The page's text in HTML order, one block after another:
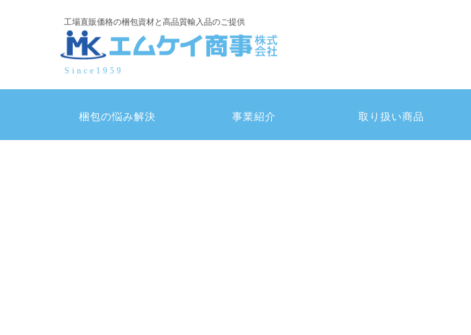
工場直販価格の梱包資材と高品質輸入品のご提供
Since1959
梱包の悩み解決 事業紹介 取り扱い商品